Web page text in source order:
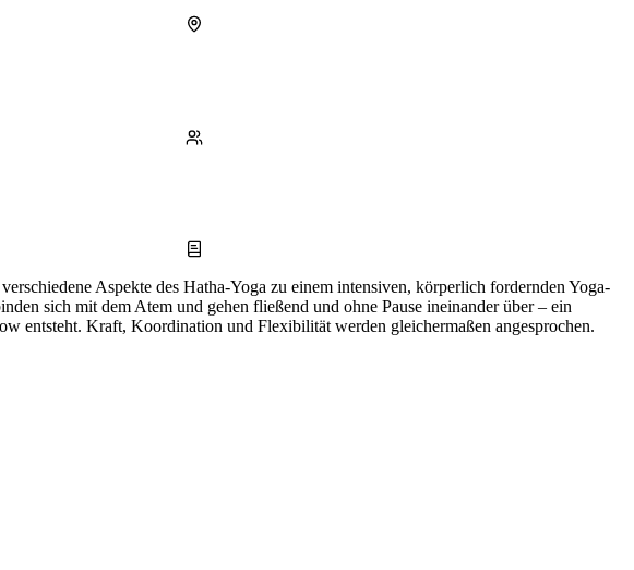
Aspekte des Hatha-Yoga zu einem intensiven, körperlich fordernden Yoga-
sich mit dem Atem und gehen fließend und ohne Pause ineinander über – ein
entsteht. Kraft, Koordination und Flexibilität werden gleichermaßen angesprochen.